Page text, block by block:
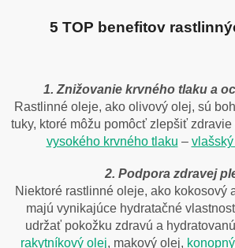
5 TOP benefitov
1. Znižovanie krvného tlaku a
Rastlinné oleje, ako olivový olej, sú
tuky, ktoré môžu pomôcť zlepšiť
vysokého krvného tlaku –
2. Podpora zdravej
Niektoré rastlinné oleje, ako kokosový
majú vynikajúce hydratačné
udržať pokožku zdravú a
rakytníkový olej, makový olej,